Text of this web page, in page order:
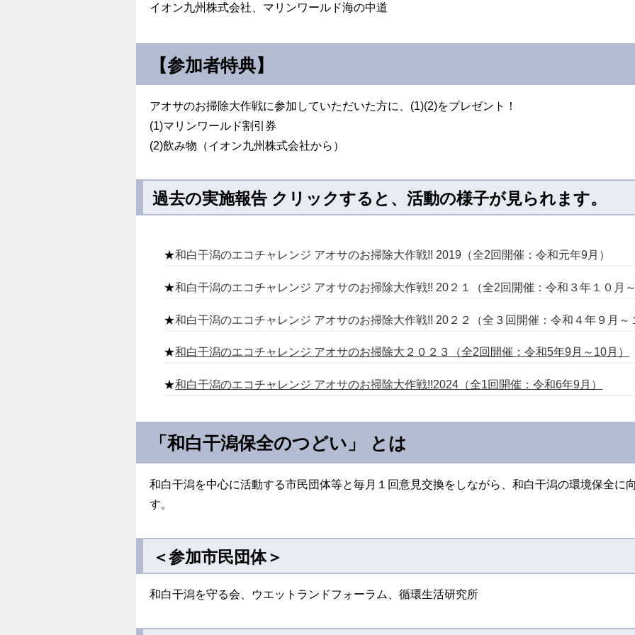
イオン九州株式会社、マリンワールド海の中道
【参加者特典】
アオサのお掃除大作戦に参加していただいた方に、(1)(2)をプレゼント！
(1)マリンワールド割引券
(2)飲み物（イオン九州株式会社から）
過去の実施報告 クリックすると、活動の様子が見られます。
★和白干潟のエコチャレンジ アオサのお掃除大作戦!! 2019（全2回開催：令和元年9月）
★和白干潟のエコチャレンジ アオサのお掃除大作戦!! 20２１（全2回開催：令和３年１０月～
★和白干潟のエコチャレンジ アオサのお掃除大作戦!! 20２２（全３回開催：令和４年９月～
★和白干潟のエコチャレンジ アオサのお掃除大２０２３（全2回開催：令和5年9月～10月）
★和白干潟のエコチャレンジ アオサのお掃除大作戦!!2024（全1回開催：令和6年9月）
「和白干潟保全のつどい」 とは
和白干潟を中心に活動する市民団体等と毎月１回意見交換をしながら、和白干潟の環境保全に
す。
＜参加市民団体＞
和白干潟を守る会、ウエットランドフォーラム、循環生活研究所